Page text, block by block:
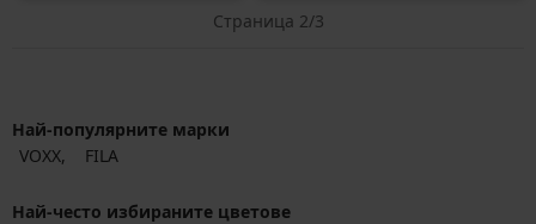
Страница 2/3
Най-популярните марки
VOXX
FILA
Най-често избираните цветове